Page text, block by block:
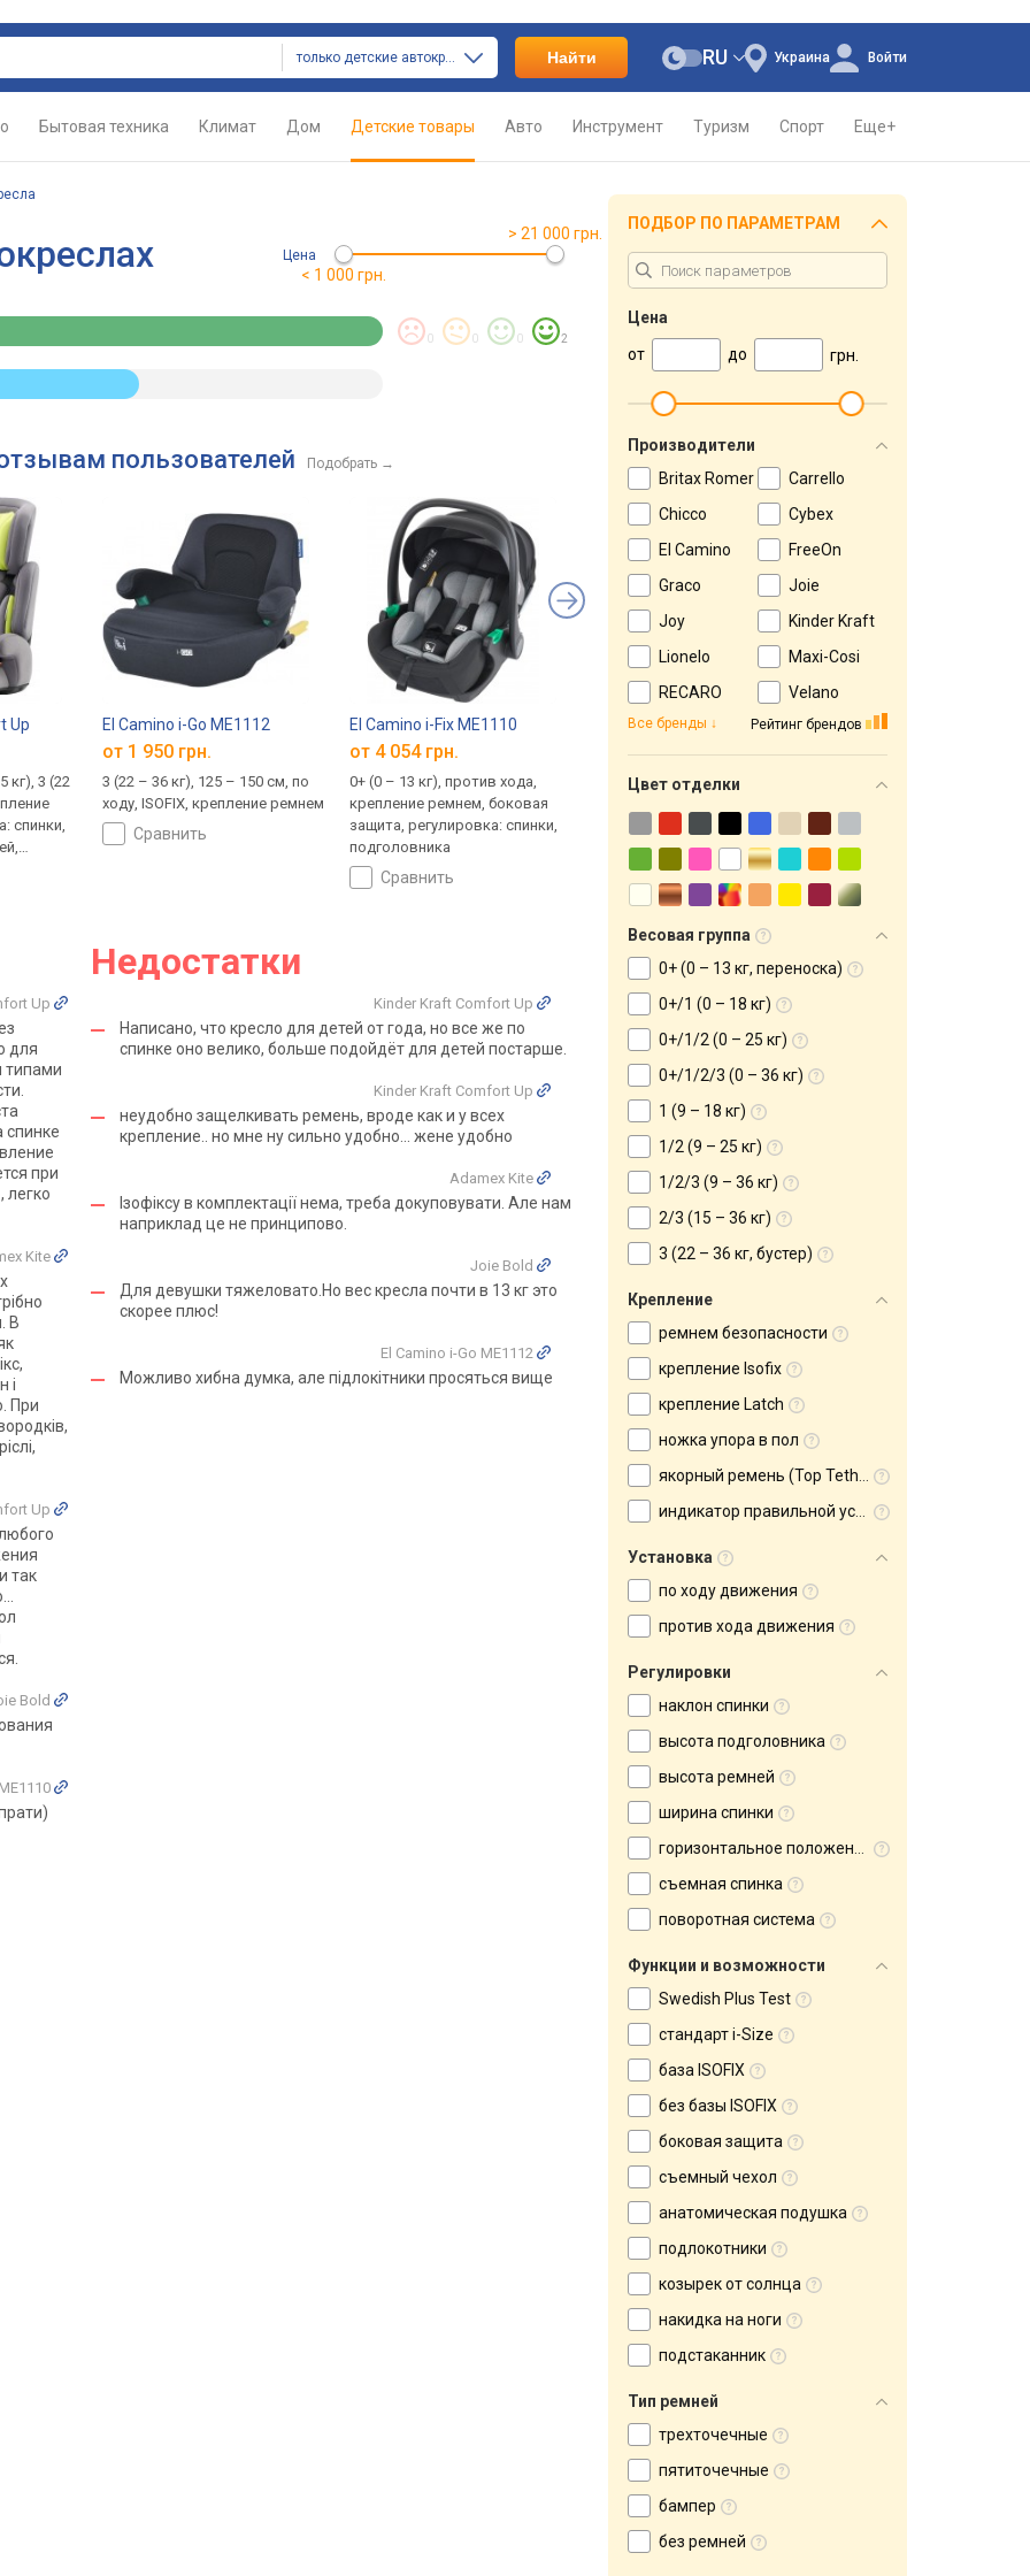
только детские автокресла Найти Украина
RU Войти
Бытовая техника Климат Дом Детские товары Авто Инструмент Туризм Спорт Еще+
Цена
< 1 000 грн.
> 21 000 грн.
0 0 0 2
пользователей Подобрать →
Up
кг), 3 (22
спинки,
El Camino i-Go ME1112
от 1 950 грн.
3 (22 – 36 кг), 125 – 150 см, по
ходу, ISOFIX, крепление ремнем
сравнить
El Camino i-Fix ME1110
от 4 054 грн.
0+ (0 – 13 кг), против хода,
крепление ремнем, боковая
защита, регулировка: спинки,
подголовника
сравнить
Joie Bold
от 9 499 грн.
1 (9 – 18 кг), 2 (15 – 25 кг), 3 (22
регулировка: спинки,
подголовника, ремней
Adamex Kite
от 2 999 грн.
0+ (0 – 13 кг), против хода,
Up
для
типами
спинке
при
легко
Kite
В
і
При
Up
так
Bold
Недостатки
Kinder Kraft Comfort Up
Написано, что кресло для детей от года, но все же по
спинке оно велико, больше подойдёт для детей постарше.
Kinder Kraft Comfort Up
неудобно защелкивать ремень, вроде как и у всех
крепление.. но мне ну сильно удобно... жене удобно
Adamex Kite
Ізофіксу в комплектації нема, треба докуповувати. Але нам
наприклад це не принципово.
Joie Bold
Для девушки тяжеловато.Но вес кресла почти в 13 кг это
скорее плюс!
El Camino i-Go ME1112
Можливо хибна думка, але підлокітники просяться вище
ПОДБОР ПО ПАРАМЕТРАМ
Цена
от
до грн.
Производители
Britax Romer
Carrello
Chicco
Cybex
El Camino
FreeOn
Graco
Joie
Joy
Kinder Kraft
Lionelo
Maxi-Cosi
RECARO
Velano
Рейтинг брендов
Все бренды
Цвет отделки
Весовая группа
0+ (0 – 13 кг, переноска)
0+/1 (0 – 18 кг)
0+/1/2 (0 – 25 кг)
0+/1/2/3 (0 – 36 кг)
1 (9 – 18 кг)
1/2 (9 – 25 кг)
1/2/3 (9 – 36 кг)
2/3 (15 – 36 кг)
3 (22 – 36 кг, бустер)
Крепление
ремнем безопасности
крепление Isofix
крепление Latch
ножка упора в пол
якорный ремень (Top Tether)
индикатор правильной установки
Установка
по ходу движения
против хода движения
Регулировки
наклон спинки
высота подголовника
высота ремней
ширина спинки
горизонтальное положение спинки
съемная спинка
поворотная система
Функции и возможности
Swedish Plus Test
стандарт i-Size
база ISOFIX
без базы ISOFIX
боковая защита
съемный чехол
анатомическая подушка
подлокотники
козырек от солнца
накидка на ноги
подстаканник
Тип ремней
трехточечные
пятиточечные
бампер
без ремней